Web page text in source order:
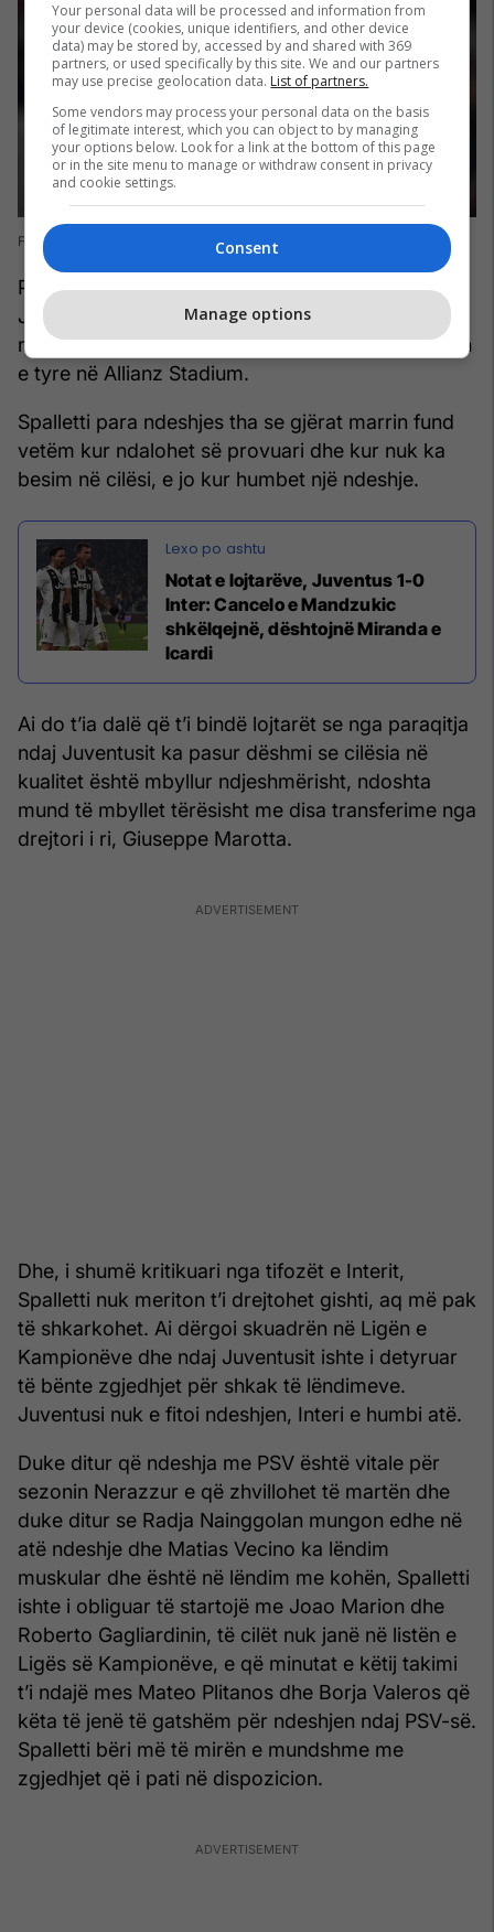
Foto: Tullio M. Puglia/Getty Images/Guliver
Për më shumë, Interi tash është 14 pikë prapa
Juventusit në tabelën e Serie A, por Nerazzurët
mund të jenë sa do pak komod me performancën
e tyre në Allianz Stadium.
Spalletti para ndeshjes tha se gjërat marrin fund
vetëm kur ndalohet së provuari dhe kur nuk ka
besim në cilësi, e jo kur humbet një ndeshje.
Notat e lojtarëve, Juventus 1-0
Inter: Cancelo e Mandzukic
shkëlqejnë, dështojnë Miranda e
Icardi
Ai do t’ia dalë që t’i bindë lojtarët se nga paraqitja
ndaj Juventusit ka pasur dëshmi se cilësia në
kualitet është mbyllur ndjeshmërisht, ndoshta
mund të mbyllet tërësisht me disa transferime nga
drejtori i ri, Giuseppe Marotta.
Dhe, i shumë kritikuari nga tifozët e Interit,
Spalletti nuk meriton t’i drejtohet gishti, aq më pak
të shkarkohet. Ai dërgoi skuadrën në Ligën e
Kampionëve dhe ndaj Juventusit ishte i detyruar
të bënte zgjedhjet për shkak të lëndimeve.
Juventusi nuk e fitoi ndeshjen, Interi e humbi atë.
Duke ditur që ndeshja me PSV është vitale për
sezonin Nerazzur e që zhvillohet të martën dhe
duke ditur se Radja Nainggolan mungon edhe në
atë ndeshje dhe Matias Vecino ka lëndim
muskular dhe është në lëndim me kohën, Spalletti
ishte i obliguar të startojë me Joao Marion dhe
Roberto Gagliardinin, të cilët nuk janë në listën e
Ligës së Kampionëve, e që minutat e këtij takimi
t’i ndajë mes Mateo Plitanos dhe Borja Valeros që
këta të jenë të gatshëm për ndeshjen ndaj PSV-së.
Spalletti bëri më të mirën e mundshme me
zgjedhjet që i pati në dispozicion.
Your personal data will be processed and information from
your device (cookies, unique identifiers, and other device
data) may be stored by, accessed by and shared with 369
partners, or used specifically by this site. We and our partners
may use precise geolocation data. List of partners.
Some vendors may process your personal data on the basis
of legitimate interest, which you can object to by managing
your options below. Look for a link at the bottom of this page
or in the site menu to manage or withdraw consent in privacy
and cookie settings.
Consent
Manage options